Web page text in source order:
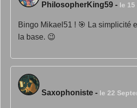
PhilosopherKing59 - le 15
Bingo Mikael51 ! 🎯 La simplicité
la base. 😉
Saxophoniste - le 22